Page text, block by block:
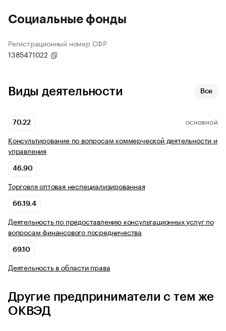
Социальные фонды
Регистрационный номер СФР
1385471022
Виды деятельности Все
70.22 ОСНОВНОЙ
Консультирование по вопросам коммерческой деятельности и
управления
46.90
Торговля оптовая неспециализированная
66.19.4
Деятельность по предоставлению консультационных услуг по
вопросам финансового посредничества
69.10
Деятельность в области права
Другие предприниматели с тем же
ОКВЭД